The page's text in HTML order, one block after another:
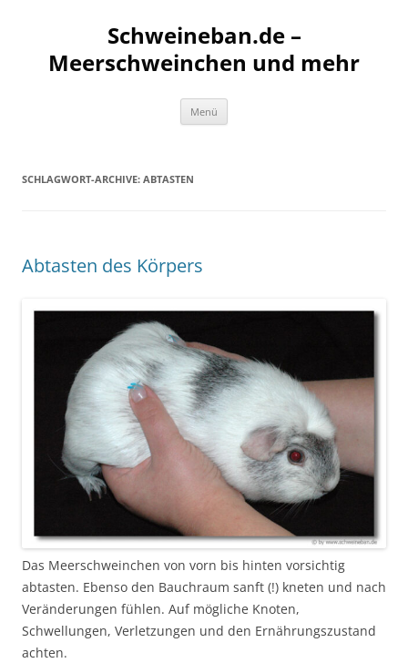
Schweineban.de –
Meerschweinchen und mehr
Menü
SCHLAGWORT-ARCHIVE: ABTASTEN
Abtasten des Körpers
Das Meerschweinchen von vorn bis hinten vorsichtig
abtasten. Ebenso den Bauchraum sanft (!) kneten und nach
Veränderungen fühlen. Auf mögliche Knoten,
Schwellungen, Verletzungen und den Ernährungszustand
achten.